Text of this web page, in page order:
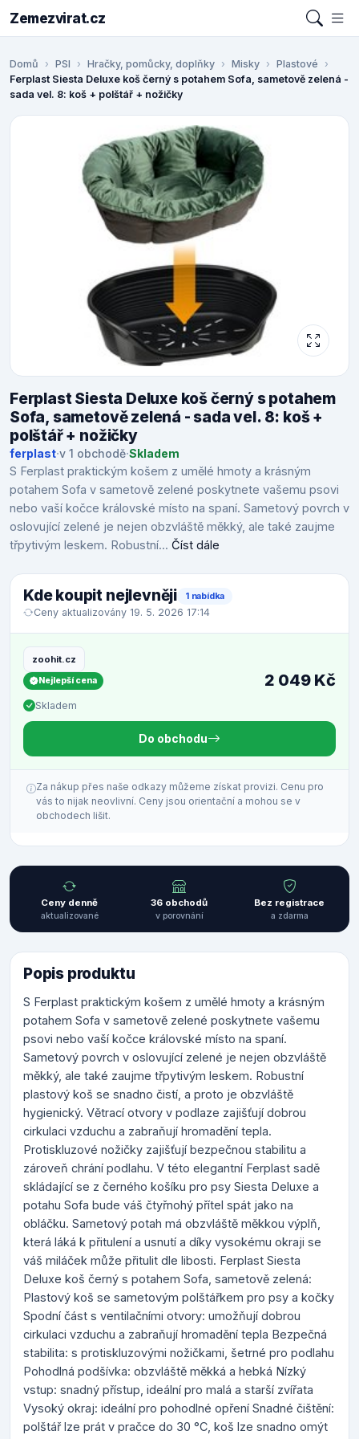
Zemezvirat.cz
Domů PSI Hračky, pomůcky, doplňky Misky
Plastové
Ferplast Siesta Deluxe koš černý s potahem Sofa, sametově zelená -
sada vel. 8: koš + polštář + nožičky
Ferplast Siesta Deluxe koš černý s potahem
Sofa, sametově zelená - sada vel. 8: koš +
polštář + nožičky
ferplast·v 1 obchodě·Skladem
S Ferplast praktickým košem z umělé hmoty a krásným
potahem Sofa v sametově zelené poskytnete vašemu psovi
nebo vaší kočce královské místo na spaní. Sametový povrch v
oslovující zelené je nejen obzvláště měkký, ale také zaujme
třpytivým leskem. Robustní... Číst dále
Kde koupit nejlevněji 1 nabídka
Ceny aktualizovány 19. 5. 2026 17:14
zoohit.cz
Nejlepší cena
Skladem
2 049 Kč
Do obchodu
Za nákup přes naše odkazy můžeme získat provizi. Cenu pro
vás to nijak neovlivní. Ceny jsou orientační a mohou se v
obchodech lišit.
Ceny denně
aktualizované
36 obchodů
v porovnání
Bez registrace
a zdarma
Popis produktu
S Ferplast praktickým košem z umělé hmoty a krásným
potahem Sofa v sametově zelené poskytnete vašemu
psovi nebo vaší kočce královské místo na spaní.
Sametový povrch v oslovující zelené je nejen obzvláště
měkký, ale také zaujme třpytivým leskem. Robustní
plastový koš se snadno čistí, a proto je obzvláště
hygienický. Větrací otvory v podlaze zajišťují dobrou
cirkulaci vzduchu a zabraňují hromadění tepla.
Protiskluzové nožičky zajišťují bezpečnou stabilitu a
zároveň chrání podlahu. V této elegantní Ferplast sadě
skládající se z černého košíku pro psy Siesta Deluxe a
potahu Sofa bude váš čtyřnohý přítel spát jako na
obláčku. Sametový potah má obzvláště měkkou výplň,
která láká k přitulení a usnutí a díky vysokému okraji se
váš miláček může přitulit dle libosti. Ferplast Siesta
Deluxe koš černý s potahem Sofa, sametově zelená:
Plastový koš se sametovým polštářkem pro psy a kočky
Spodní část s ventilačními otvory: umožňují dobrou
cirkulaci vzduchu a zabraňují hromadění tepla Bezpečná
stabilita: s protiskluzovými nožičkami, šetrné pro podlahu
Pohodlná podšívka: obzvláště měkká a hebká Nízký
vstup: snadný přístup, ideální pro malá a starší zvířata
Vysoký okraj: ideální pro pohodlné opření Snadné čištění:
polštář lze prát v pračce do 30 °C, koš lze snadno omýt